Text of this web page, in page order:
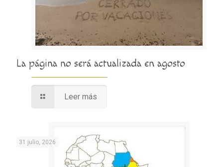
La página no será actualizada en agosto
Leer más
31 julio, 2026